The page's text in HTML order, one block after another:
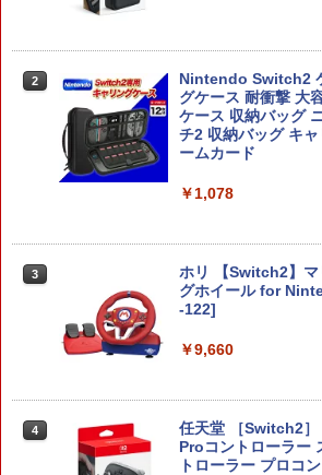
2
Nintendo Switch2
グケース 耐衝撃 大
ケース 収納バッグ
チ2 収納バッグ キ
ームカード
￥1,078
3
ホリ 【Switch2】マ
グホイール for
-122]
￥9,660
4
任天堂 ［Switch2
Proコントローラー
トローラー プロコ